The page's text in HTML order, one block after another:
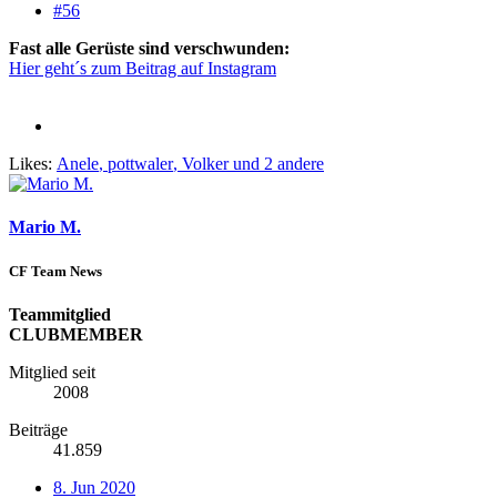
#56
Fast alle Gerüste sind verschwunden:
Hier geht´s zum Beitrag auf Instagram
Likes: Anele, pottwaler, Volkerund 2 andere
Mario M.
CF Team News
Teammitglied
CLUBMEMBER
Mitglied seit
2008
Beiträge
41.859
8. Jun 2020